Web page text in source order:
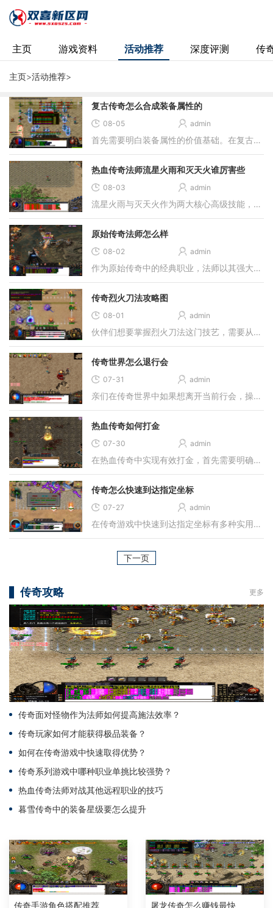
主页 游戏资料 活动推荐 深度评测 传
主页>活动推荐>
复古传奇怎么合成装备属性的
08-05 admin
首先需要明白装备属性的价值基础。在复古版本中，装备属性普遍偏低是设计特色，这让每一件带有极品的装备都显得格外珍贵。通过装备合成，小伙伴们可以将基础属性逐步提升，甚
热血传奇法师流星火雨和灭天火谁厉害些
08-03 admin
流星火雨与灭天火作为两大核心高级技能，其定位与作用机制存在本质差异。技能的选择需基于战斗环境、资源投入与个人游戏风格等多个维度进行权衡，不存在绝对的优劣之分。玩家
原始传奇法师怎么样
08-02 admin
作为原始传奇中的经典职业，法师以其强大的远程魔法输出和卓越的群体伤害能力，在众多勇士心中占据着独特地位。你若是选择成为一名法师，便意味着掌握了火、水、电、风等自然
传奇烈火刀法攻略图
08-01 admin
伙伴们想要掌握烈火刀法这门技艺，需要从装备选择开始着手，这门技能的威力与武器的品质密不可分，合适的武器能够让你在战斗中如虎添翼。寻找那些能够提升攻击力和暴击几率的
传奇世界怎么退行会
07-31 admin
亲们在传奇世界中如果想离开当前行会，操作其实并不复杂。首先要打开行会界面，这个界面通常可以通过快捷键打开，具体按键可能因不同游戏版本而有所差异，记得留意一下。找到
热血传奇如何打金
07-30 admin
在热血传奇中实现有效打金，首先需要明确打金的基本概念与逻辑框架。打金本质上是通过游戏内资源获取现实收益的行为，其核心在于利用游戏内的自由交易系统将虚拟物品转化为实
传奇怎么快速到达指定坐标
07-27 admin
在传奇游戏中快速到达指定坐标有多种实用方法，可以帮咱们这些玩家节省大量跑图时间。最直接的方式是利用游戏内的地图界面，找到那个放大镜图标进行搜索和定位，直接输入具体
下一页
传奇攻略 更多
传奇面对怪物作为法师如何提高施法效率？
传奇玩家如何才能获得极品装备？
如何在传奇游戏中快速取得优势？
传奇系列游戏中哪种职业单挑比较强势？
热血传奇法师对战其他远程职业的技巧
暮雪传奇中的装备星级要怎么提升
传奇手游角色搭配推荐 屠龙传奇怎么赚钱最快